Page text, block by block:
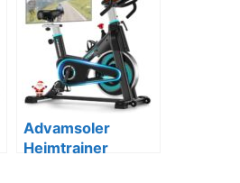
Advamsoler
Heimtrainer